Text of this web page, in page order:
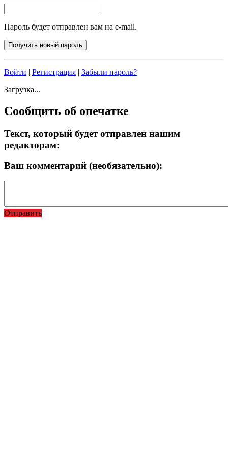
Пароль будет отправлен вам на e-mail.
Войти | Регистрация | Забыли пароль?
Загрузка...
Сообщить об опечатке
Текст, который будет отправлен нашим
редакторам:
Ваш комментарий (необязательно):
Отправить